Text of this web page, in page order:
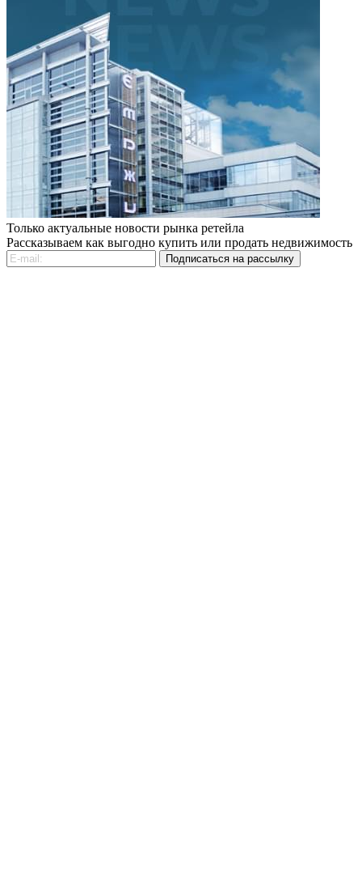
Только актуальные новости рынка ретейла
Рассказываем как выгодно купить или продать недвижимость